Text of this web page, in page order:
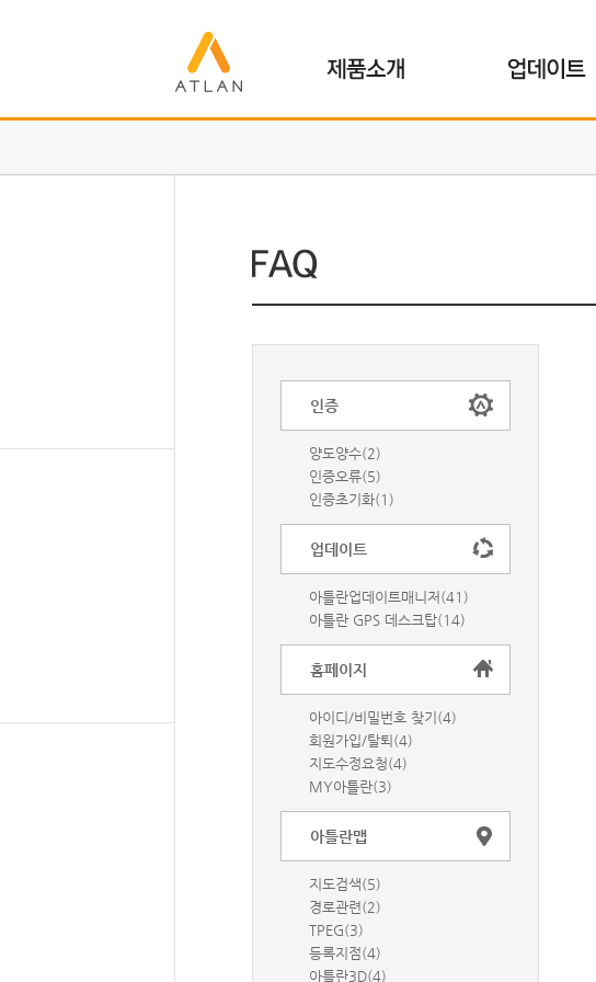
인증
양도양수(2)
인증오류(5)
인증초기화(1)
업데이트
아틀란업데이트매니저(41)
아틀란 GPS 데스크탑(14)
홈페이지
아이디/비밀번호 찾기(4)
회원가입/탈퇴(4)
지도수정요청(4)
MY아틀란(3)
아틀란맵
지도검색(5)
경로관련(2)
TPEG(3)
등록지점(4)
아틀란3D(4)